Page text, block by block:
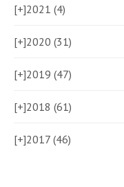
[+]2021 (4)
[+]2020 (31)
[+]2019 (47)
[+]2018 (61)
[+]2017 (46)